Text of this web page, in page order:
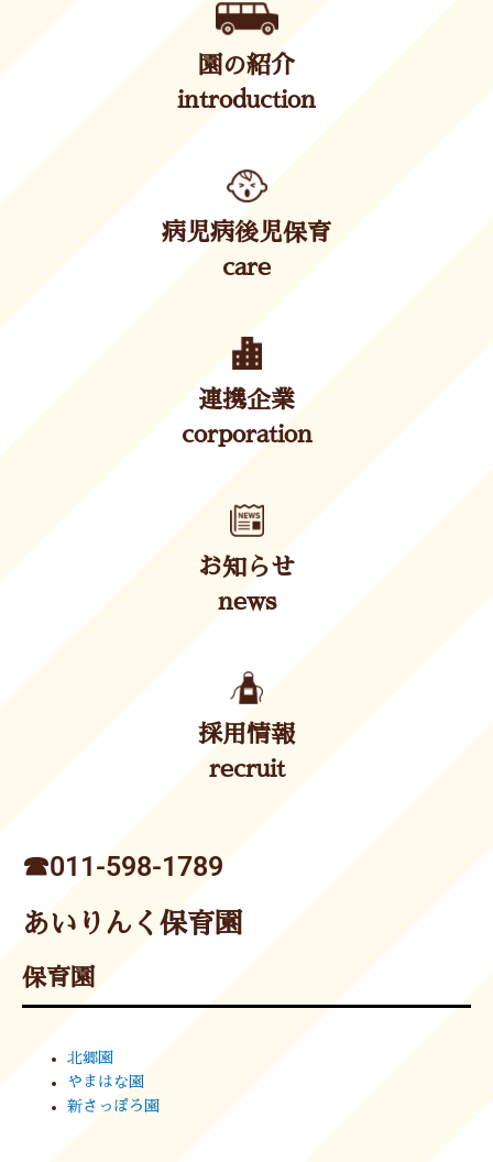
園の紹介
introduction
病児病後児保育
care
連携企業
corporation
お知らせ
news
採用情報
recruit
☎︎011-598-1789
あいりんく保育園
保育園
北郷園
やまはな園
新さっぽろ園